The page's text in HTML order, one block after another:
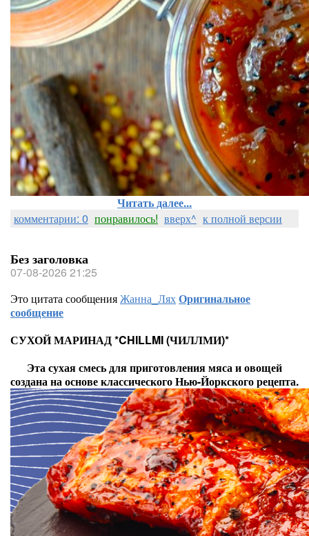
Читать далее...
комментарии: 0 понравилось! вверх^ к полной версии
Без заголовка
07-08-2026 21:25
Это цитата сообщенияЖанна_ЛяхОригинальное
сообщение
СУХОЙ МАРИНАД *CHILLMI (ЧИЛЛМИ)*
Эта сухая смесь для приготовления мяса и овощей
создана на основе классического Нью-Йоркского рецепта.